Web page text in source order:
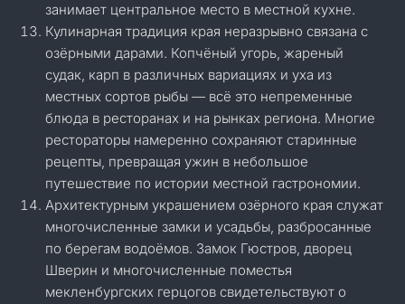
занимает центральное место в местной кухне.
Кулинарная традиция края неразрывно связана с
озёрными дарами. Копчёный угорь, жареный
судак, карп в различных вариациях и уха из
местных сортов рыбы — всё это непременные
блюда в ресторанах и на рынках региона. Многие
рестораторы намеренно сохраняют старинные
рецепты, превращая ужин в небольшое
путешествие по истории местной гастрономии.
Архитектурным украшением озёрного края служат
многочисленные замки и усадьбы, разбросанные
по берегам водоёмов. Замок Гюстров, дворец
Шверин и многочисленные поместья
мекленбургских герцогов свидетельствуют о